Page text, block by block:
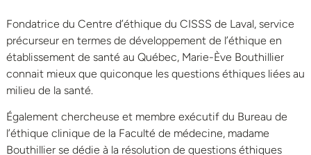
Fondatrice du Centre d’éthique du CISSS de Laval, service
précurseur en termes de développement de l’éthique en
établissement de santé au Québec, Marie-Ève Bouthillier
connait mieux que quiconque les questions éthiques liées au
milieu de la santé.
Également chercheuse et membre exécutif du Bureau de
l’éthique clinique de la Faculté de médecine, madame
Bouthillier se dédie à la résolution de questions éthiques